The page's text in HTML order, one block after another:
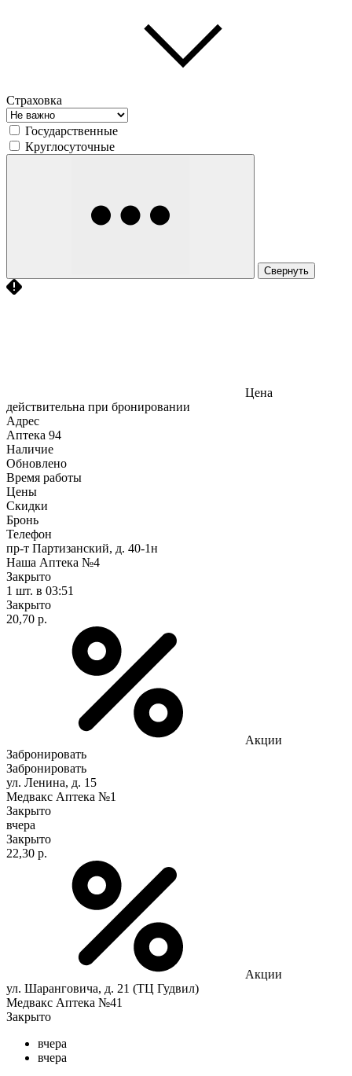
Страховка
Государственные
Круглосуточные
Свернуть
Цена
действительна при бронировании
Адрес
Аптека 94
Наличие
Обновлено
Время работы
Цены
Скидки
Бронь
Телефон
пр-т Партизанский, д. 40-1н
Наша Аптека №4
Закрыто
1 шт. в 03:51
Закрыто
20,70 р.
Акции
Забронировать
Забронировать
ул. Ленина, д. 15
Медвакс Аптека №1
Закрыто
вчера
Закрыто
22,30 р.
Акции
ул. Шаранговича, д. 21 (ТЦ Гудвил)
Медвакс Аптека №41
Закрыто
вчера
вчера